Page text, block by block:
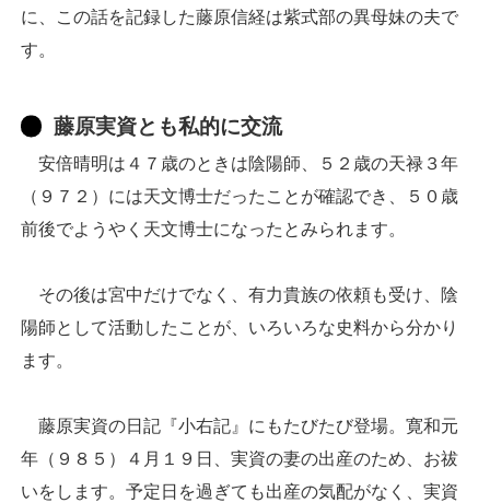
に、この話を記録した藤原信経は紫式部の異母妹の夫で
す。
藤原実資とも私的に交流
安倍晴明は４７歳のときは陰陽師、５２歳の天禄３年
（９７２）には天文博士だったことが確認でき、５０歳
前後でようやく天文博士になったとみられます。
その後は宮中だけでなく、有力貴族の依頼も受け、陰
陽師として活動したことが、いろいろな史料から分かり
ます。
藤原実資の日記『小右記』にもたびたび登場。寛和元
年（９８５）４月１９日、実資の妻の出産のため、お祓
いをします。予定日を過ぎても出産の気配がなく、実資